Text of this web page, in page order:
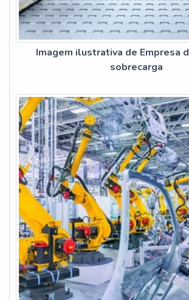
Imagem ilustrativa de Empresa
sobrecarga